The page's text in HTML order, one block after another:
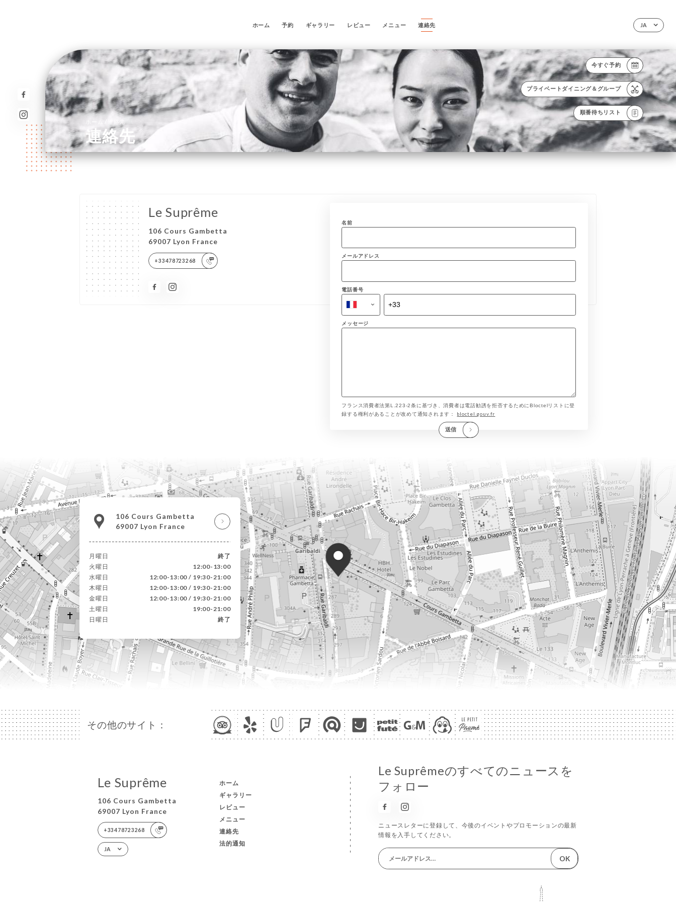
JA
ホーム 予約 ギャラリー レビュー メニュー 連絡先
今すぐ予約
プライベートダイニング＆グループ
順番待ちリスト
/ 連絡先
連絡先
Le Suprême
106 Cours Gambetta
69007 Lyon France
+33478723268
名前
メールアドレス
電話番号
メッセージ
フランス消費者法第L.223-2条に基づき、消費者は電話勧誘を拒否するためにBloctelリストに登
録する権利があることが改めて通知されます： bloctel.gouv.fr
送信
106 Cours Gambetta
69007 Lyon France
月曜日
終了
火曜日
12:00-13:00
水曜日
12:00-13:00 / 19:30-21:00
木曜日
12:00-13:00 / 19:30-21:00
金曜日
12:00-13:00 / 19:30-21:00
土曜日
19:00-21:00
日曜日
終了
その他のサイト：
Le Suprême
106 Cours Gambetta
69007 Lyon France
+33478723268
JA
ホーム
ギャラリー
レビュー
メニュー
連絡先
法的通知
Le Suprêmeのすべてのニュースを
フォロー
ニュースレターに登録して、今後のイベントやプロモーションの最新
情報を入手してください。
OK